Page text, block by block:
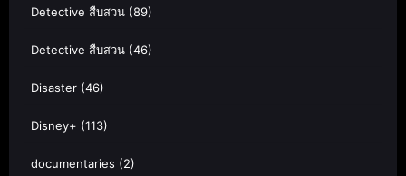
Detective สืบสวน (89)
Detective สืบสวน (46)
Disaster (46)
Disney+ (113)
documentaries (2)